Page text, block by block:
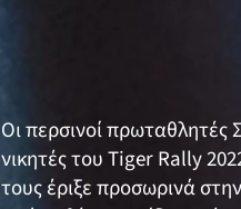
Οι περσινοί πρωταθλητές
νικητές του Tiger Rally
τους έριξε προσωρινά